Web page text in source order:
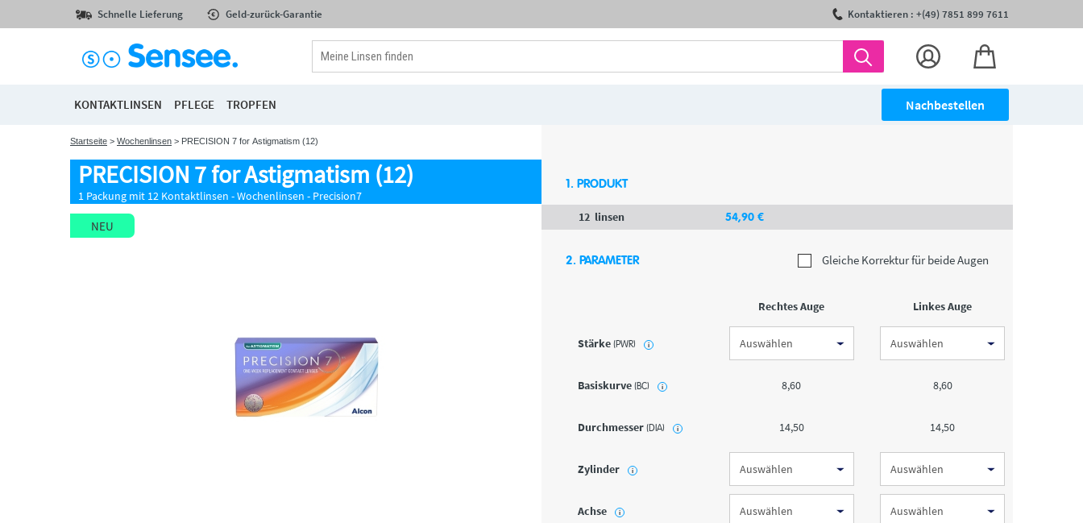
Schnelle Lieferung Geld-zurück-Garantie Kontaktieren : +(49) 7851 899 7611
KONTAKTLINSEN PFLEGE TROPFEN Nachbestellen
Startseite > Wochenlinsen > PRECISION 7 for Astigmatism (12)
PRECISION 7 for Astigmatism (12)
1 Packung mit 12 Kontaktlinsen - Wochenlinsen - Precision7
NEU
1. PRODUKT
12 linsen 54,90 €
2. PARAMETER Gleiche Korrektur für beide Augen
Rechtes Auge
Stärke(PWR) i
Basiskurve(BC) i 8,60
Durchmesser(DIA) i 14,50
Zylinder i
Achse i
Linkes Auge
8,60
14,50